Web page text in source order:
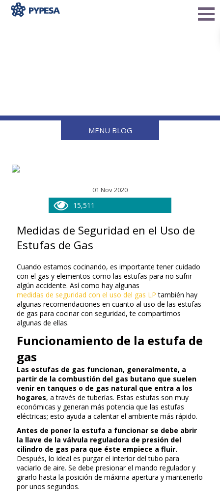
MENU BLOG
01 Nov 2020
15,511
Medidas de Seguridad en el Uso de
Estufas de Gas
Cuando estamos cocinando, es importante tener cuidado
con el gas y elementos como las estufas para no sufrir
algún accidente. Así como hay algunas
medidas de seguridad con el uso del gas LP también hay
algunas recomendaciones en cuanto al uso de las estufas
de gas para cocinar con seguridad, te compartimos
algunas de ellas.
Funcionamiento de la estufa de
gas
Las estufas de gas funcionan, generalmente, a
partir de la combustión del gas butano que suelen
venir en tanques o de gas natural que entra a los
hogares, a través de tuberías. Estas estufas son muy
económicas y generan más potencia que las estufas
eléctricas; esto ayuda a calentar el ambiente más rápido.
Antes de poner la estufa a funcionar se debe abrir
la llave de la válvula reguladora de presión del
cilindro de gas para que éste empiece a fluir.
Después, lo ideal es purgar el interior del tubo para
vaciarlo de aire. Se debe presionar el mando regulador y
girarlo hasta la posición de máxima apertura y mantenerlo
por unos segundos.